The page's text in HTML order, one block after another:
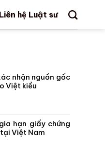
Liên hệ Luật sư
nhận nguồn gốc
Việt kiều
hạn giấy chứng
Việt Nam